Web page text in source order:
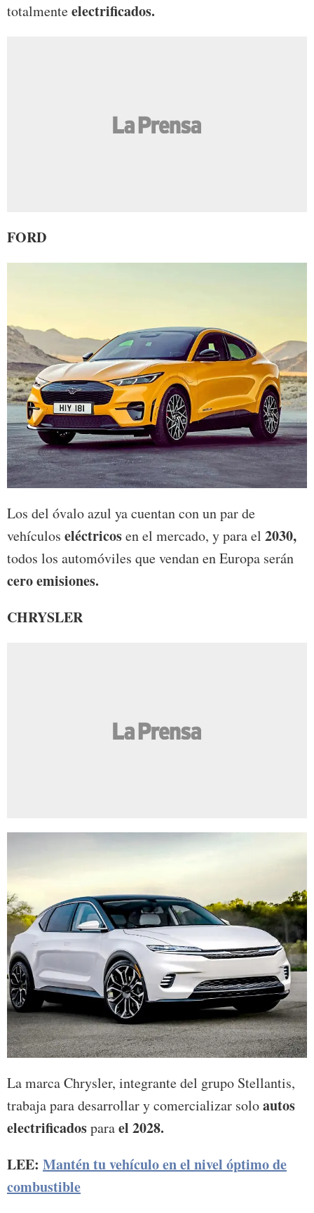
totalmenteelectrificados.
FORD
Los del óvalo azul ya cuentan con un par de
vehículos eléctricosen el mercado, y para el 2030,
todos los automóviles que vendan en Europa serán
cero emisiones.
CHRYSLER
La marca Chrysler, integrante del grupo Stellantis,
trabaja para desarrollar y comercializar soloautos
electrificadosparael 2028.
LEE: Mantén tu vehículo en el nivel óptimo de
combustible